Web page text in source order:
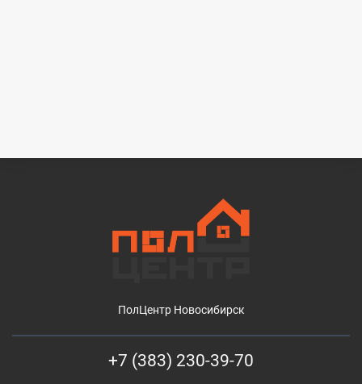
ПолЦентр Новосибирск
+7 (383) 230-39-70